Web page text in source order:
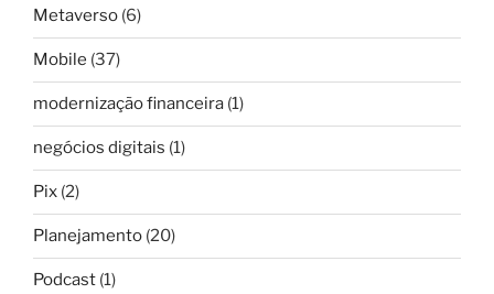
Metaverso (6)
Mobile (37)
modernização financeira (1)
negócios digitais (1)
Pix (2)
Planejamento (20)
Podcast (1)